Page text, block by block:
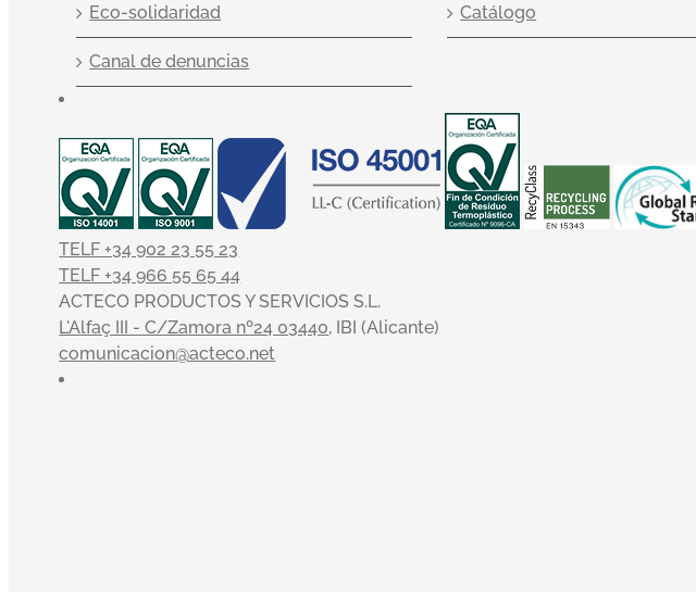
Eco-solidaridad
Canal de denuncias
Catálogo
TELF +34 902 23 55 23
TELF +34 966 55 65 44
ACTECO PRODUCTOS Y SERVICIOS S.L.
L'Alfaç III - C/Zamora nº24 03440, IBI (Alicante)
comunicacion@acteco.net